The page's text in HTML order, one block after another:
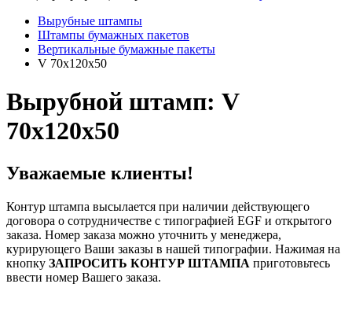
Вырубные штампы
Штампы бумажных пакетов
Вертикальные бумажные пакеты
V 70x120x50
Вырубной штамп: V
70x120x50
Уважаемые клиенты!
Контур штампа высылается при наличии действующего
договора о сотрудничестве с типографией EGF и открытого
заказа. Номер заказа можно уточнить у менеджера,
курирующего Ваши заказы в нашей типографии. Нажимая на
кнопку ЗАПРОСИТЬ КОНТУР ШТАМПА приготовьтесь
ввести номер Вашего заказа.